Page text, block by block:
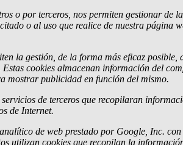
o por terceros, nos permiten gestionar de
o al uso que realice de nuestra página
la gestión, de la forma más eficaz
cookies almacenan información del
mostrar publicidad en función del mismo.
de terceros que recopilaran
de Internet.
de web prestado por Google, Inc.
utilizan cookies que recopilan la